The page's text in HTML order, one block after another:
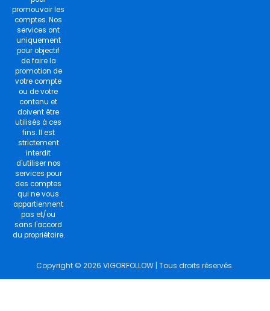
promouvoir les
comptes. Nos
services ont
uniquement
pour objectif
de faire la
promotion de
votre compte
ou de votre
contenu et
doivent être
utilisés à ces
fins. Il est
strictement
interdit
d'utiliser nos
services pour
des comptes
qui ne vous
appartiennent
pas et/ou
sans l'accord
du propriétaire.
Copyright © 2026 VIGORFOLLOW | Tous droits réservés.